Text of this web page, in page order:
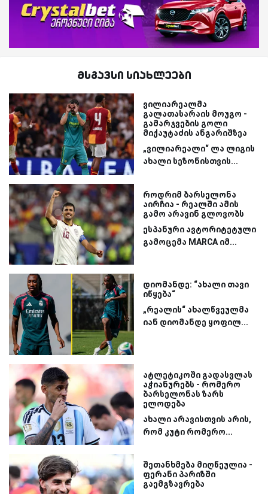
მსგავსი სიახლეები
ვილიარეალმა
გალათასარაის მოუგო -
გამარჯვების გოლი
მიქაუტაძის ანგარიშზეა
„ვილიარეალი“ ლა ლიგის
ახალი სეზონისთვის...
როდრიმ ბარსელონა
აირჩია - რეალში ამის
გამო არავინ გლოვობს
ესპანური ავტორიტეტული
გამოცემა MARCA იმ...
დიომანდე: “ახალი თავი
იწყება“
„რეალის“ ახალწვეულმა
იან დიომანდე ყოფილ...
ატლეტიკოში გადასვლას
აჭიანურებს - რომერო
ბარსელონას ზარს
ელოდება
ახალი არავისთვის არის,
რომ კუტი რომერო...
შეთანხმება მიღწეულია -
ფერანი პარიზში
გაემგზავრება